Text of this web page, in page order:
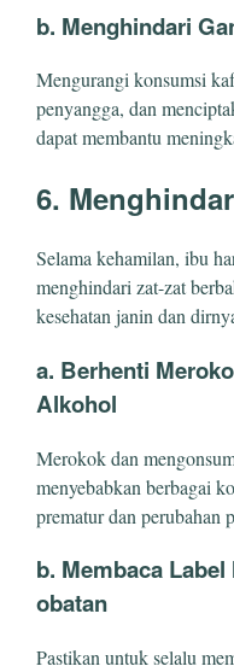
b. Menghindari
Mengurangi konsumsi
penyangga, dan
dapat membantu
6.
Selama kehamilan, ibu
menghindari zat-zat
kesehatan janin dan
a. Berhenti
Alkohol
Merokok dan
menyebabkan berbagai
prematur dan perubahan
b. Membaca
obatan
Pastikan untuk selalu